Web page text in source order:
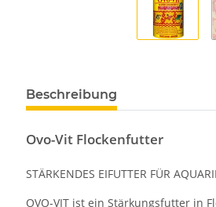
Beschreibung
Ovo-Vit Flockenfutter
STÄRKENDES EIFUTTER FÜR
OVO-VIT ist ein Stärkungsfutter in